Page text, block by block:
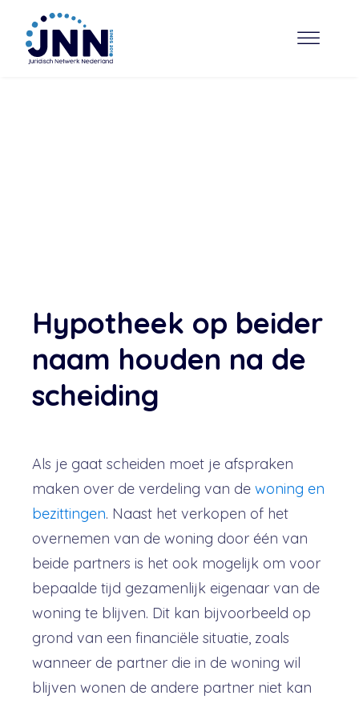
Hypotheek op beider
naam houden na de
scheiding
Als je gaat scheiden moet je afspraken
maken over de verdeling van de woning en
bezittingen. Naast het verkopen of het
overnemen van de woning door één van
beide partners is het ook mogelijk om voor
bepaalde tijd gezamenlijk eigenaar van de
woning te blijven. Dit kan bijvoorbeeld op
grond van een financiële situatie, zoals
wanneer de partner die in de woning wil
blijven wonen de andere partner niet kan